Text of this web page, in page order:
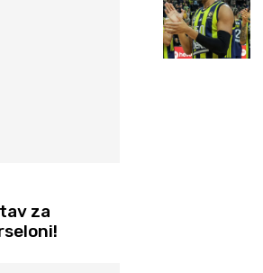
za